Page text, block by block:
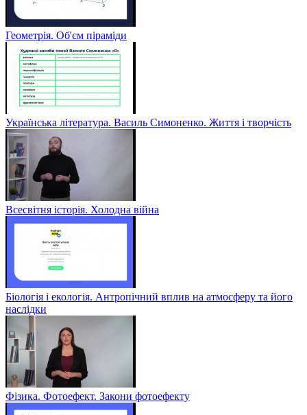
Геометрія. Об'єм піраміди
Українська література. Василь Симоненко. Життя і творчість
Всесвітня історія. Холодна війна
Біологія і екологія. Антропічний вплив на атмосферу та його
наслідки
Фізика. Фотоефект. Закони фотоефекту